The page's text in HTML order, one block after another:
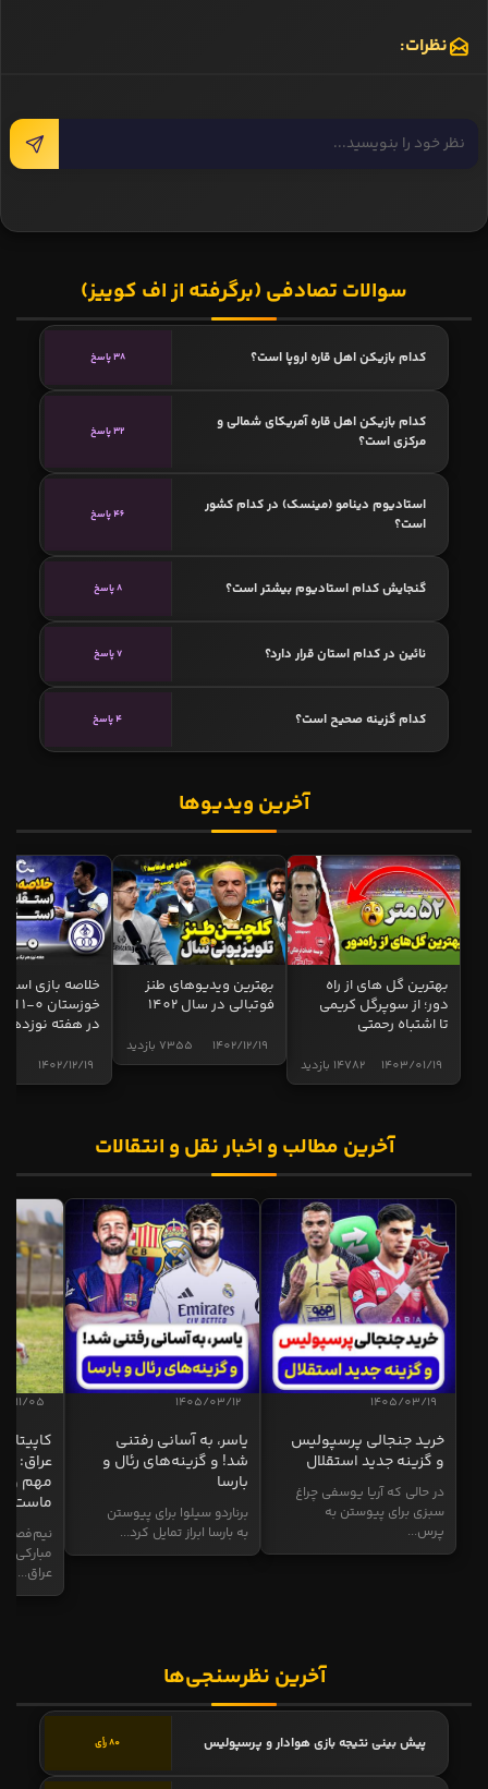
نظرات:
سوالات تصادفی (برگرفته از اف کوییز)
کدام بازیکن اهل قاره اروپا است؟ 38 پاسخ
کدام بازیکن اهل قاره آمریکای شمالی و
مرکزی است؟
32 پاسخ
استادیوم دینامو (مینسک) در کدام کشور
است؟
46 پاسخ
گنجایش کدام استادیوم بیشتر است؟ 8 پاسخ
نائین در کدام استان قرار دارد؟ 7 پاسخ
کدام گزینه صحیح است؟ 4 پاسخ
آخرین ویدیوها
بهترین گل های از راه
دور؛ از سوپرگل کریمی
تا اشتباه رحمتی
14782 بازدید 1403/01/19
بهترین ویدیوهای طنز
فوتبالی در سال 1402
7355 بازدید 1402/12/19
خلاصه بازی
در هفته نوزدهم
1402/12/19
آخرین مطالب و اخبار نقل و انتقالات
1405/03/19
خرید جنجالی پرسپولیس
و گزینه جدید استقلال
در حالی که آریا یوسفی چراغ
سبزی برای پیوستن به
پرس...
1405/03/12
یاسر، به آسانی رفتنی
شد! و گزینه‌های رئال و
بارسا
برناردو سیلوا برای پیوستن
به بارسا ابراز تمایل کرد...
11/05
عراق:
مهم و
ماست
نیم‌فصل
مبارکی
عراق...
آخرین نظرسنجی‌ها
پیش بینی نتیجه بازی هوادار و پرسپولیس 80 رأی